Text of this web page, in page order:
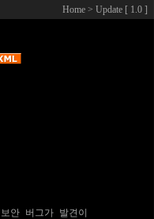
Home > Update [ 1.0 ]
안 버그가 발견이